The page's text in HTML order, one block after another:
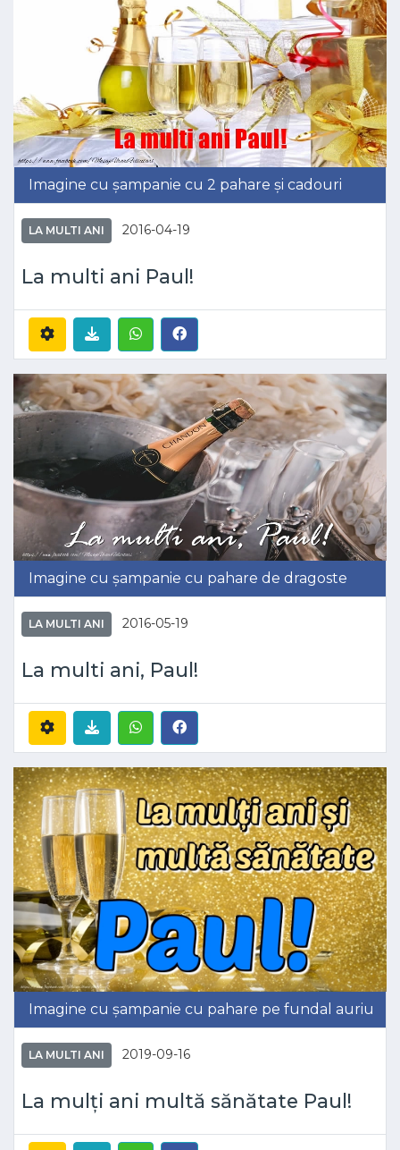
Imagine cu șampanie cu 2 pahare și cadouri
LA MULTI ANI 2016-04-19
La multi ani Paul!
Imagine cu șampanie cu pahare de dragoste
LA MULTI ANI 2016-05-19
La multi ani, Paul!
Imagine cu șampanie cu pahare pe fundal auriu
LA MULTI ANI 2019-09-16
La mulți ani multă sănătate Paul!